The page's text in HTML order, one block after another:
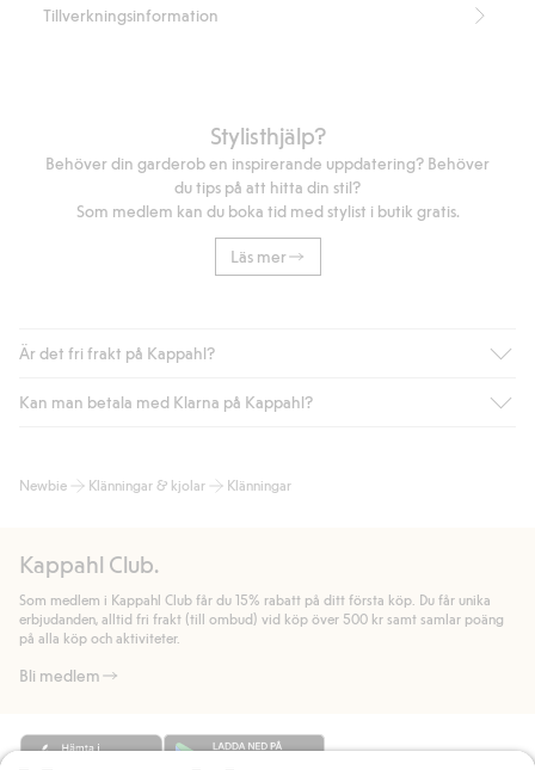
GOTS-certifierad: C-0041961
Tillverkningsinformation
Stylisthjälp?
Behöver din garderob en inspirerande uppdatering? Behöver
du tips på att hitta din stil?
Som medlem kan du boka tid med stylist i butik gratis.
Läs mer
Är det fri frakt på Kappahl?
Är du medlem i Kappahl Club har du alltid gratis frakt till butik
automatik efter du loggat in och identifierats som medlem.
handlar för.
Läs mer
Kan man betala med Klarna på Kappahl?
bland annat faktura och swish men även andra betalningssätt.
allmänna villkor.
Läs mer
Newbie Klänningar & kjolar Klänningar
Kappahl Club.
Som medlem i Kappahl Club får du 15% rabatt på ditt första köp. Du får unika
erbjudanden, alltid fri frakt (till ombud) vid köp över 500 kr samt samlar poäng
på alla köp och aktiviteter.
Bli medlem